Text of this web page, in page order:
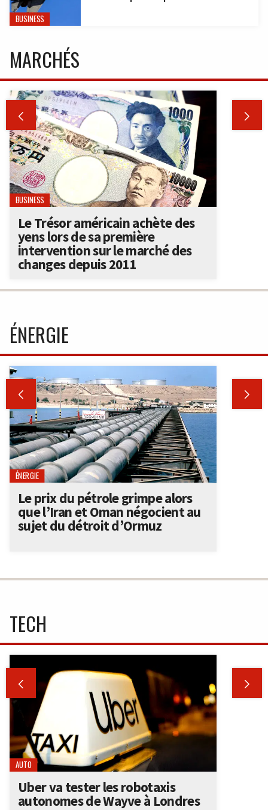
BUSINESS
MARCHÉS
 
BUSINESS
Le Trésor américain achète des
yens lors de sa première
intervention sur le marché des
changes depuis 2011
ÉNERGIE
 
ÉNERGIE
Le prix du pétrole grimpe alors
que l’Iran et Oman négocient au
sujet du détroit d’Ormuz
TECH
 
AUTO
Uber va tester les robotaxis
autonomes de Wayve à Londres